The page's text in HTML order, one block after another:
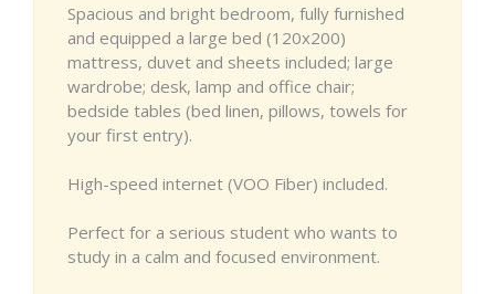
Spacious and bright bedroom, fully furnished
and equipped a large bed (120x200)
mattress, duvet and sheets included; large
wardrobe; desk, lamp and office chair;
bedside tables (bed linen, pillows, towels for
your first entry).
High-speed internet (VOO Fiber) included.
Perfect for a serious student who wants to
study in a calm and focused environment.